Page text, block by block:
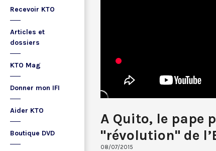
Recevoir KTO
Articles et
dossiers
KTO Mag
Donner mon IFI
Aider KTO
Boutique DVD
A Quito, le pape
"révolution" de
08/07/2015